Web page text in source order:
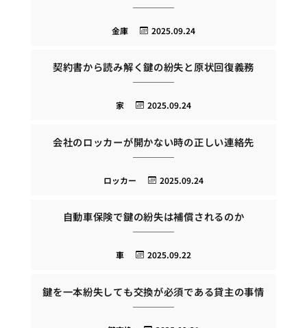
2025.09.24
金庫
契約書から読み解く鍵の紛失と原状回復義務
2025.09.24
家
会社のロッカーが開かない時の正しい連絡先
2025.09.24
ロッカー
自動車保険で鍵の紛失は補償されるのか
2025.09.22
車
鍵を一本紛失しても交換が必須である貸主の事情